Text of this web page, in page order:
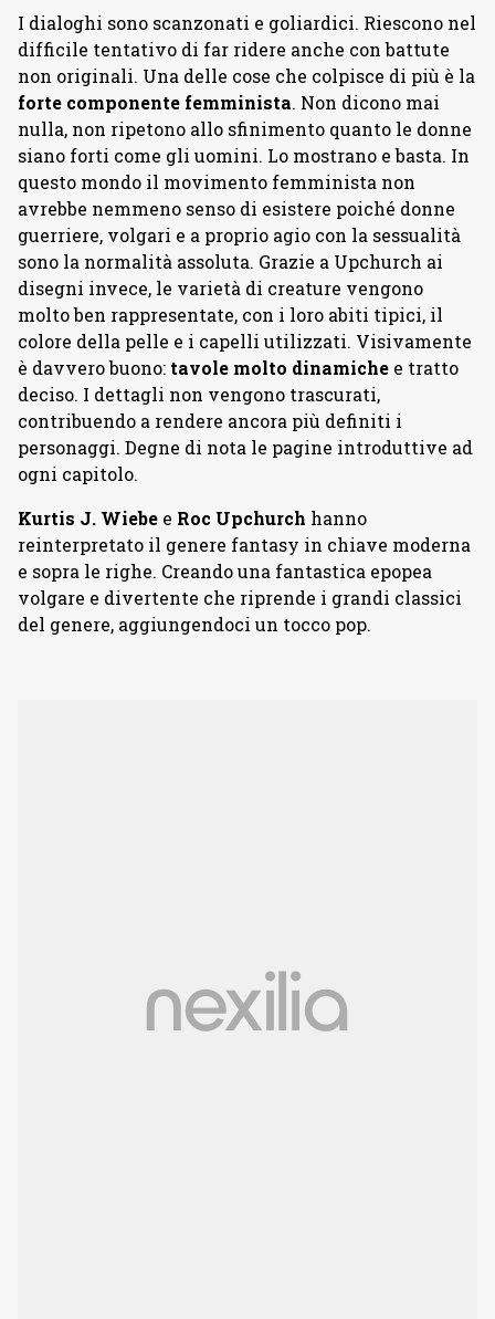
I dialoghi sono scanzonati e goliardici. Riescono nel
difficile tentativo di far ridere anche con battute
non originali. Una delle cose che colpisce di più è la
forte componente femminista. Non dicono mai
nulla, non ripetono allo sfinimento quanto le donne
siano forti come gli uomini. Lo mostrano e basta. In
questo mondo il movimento femminista non
avrebbe nemmeno senso di esistere poiché donne
guerriere, volgari e a proprio agio con la sessualità
sono la normalità assoluta. Grazie a Upchurch ai
disegni invece, le varietà di creature vengono
molto ben rappresentate, con i loro abiti tipici, il
colore della pelle e i capelli utilizzati. Visivamente
è davvero buono: tavole molto dinamiche e tratto
deciso. I dettagli non vengono trascurati,
contribuendo a rendere ancora più definiti i
personaggi. Degne di nota le pagine introduttive ad
ogni capitolo.
Kurtis J. Wiebe e Roc Upchurch hanno
reinterpretato il genere fantasy in chiave moderna
e sopra le righe. Creando una fantastica epopea
volgare e divertente che riprende i grandi classici
del genere, aggiungendoci un tocco pop.